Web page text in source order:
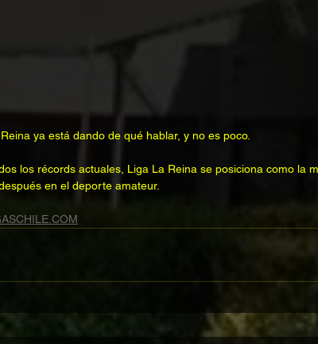
ya está dando de qué hablar, y no es poco.
los récords actuales, Liga La Reina se posiciona como la
en el deporte amateur.